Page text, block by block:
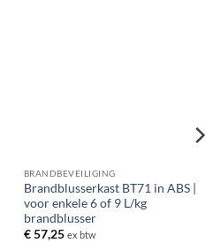
BRANDBEVEILIGING
Brandblusserkast BT71 in ABS |
voor enkele 6 of 9 L/kg
brandblusser
€57,25 ex btw